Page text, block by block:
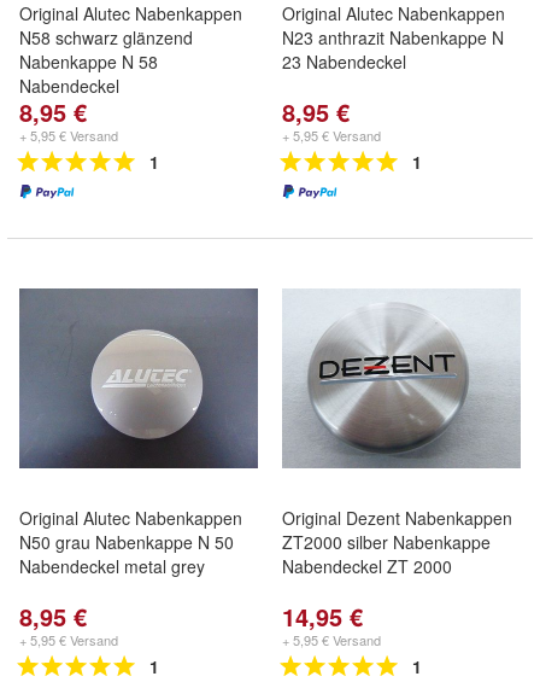
Original Alutec Nabenkappen
N58 schwarz glänzend
Nabenkappe N 58
Nabendeckel
8,95 €
+ 5,95 € Versand
1
Original Alutec Nabenkappen
N23 anthrazit Nabenkappe N
23 Nabendeckel
8,95 €
+ 5,95 € Versand
1
Original Alutec Nabenkappen
N50 grau Nabenkappe N 50
Nabendeckel metal grey
8,95 €
+ 5,95 € Versand
1
Original Dezent Nabenkappen
ZT2000 silber Nabenkappe
Nabendeckel ZT 2000
14,95 €
+ 5,95 € Versand
1